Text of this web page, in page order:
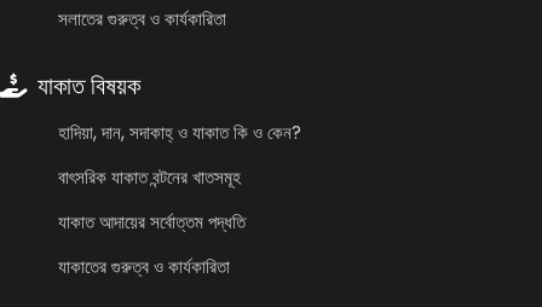
সলাতের গুরুত্ব ও কার্যকারিতা
যাকাত বিষয়ক
হাদিয়া, দান, সদাকাহ্ ও যাকাত কি ও কেন?
বাৎসরিক যাকাত বন্টনের খাতসমূহ
যাকাত আদায়ের সর্বোত্তম পদ্ধতি
যাকাতের গুরুত্ব ও কার্যকারিতা